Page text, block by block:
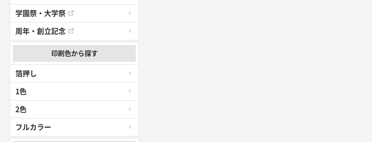
学園祭・大学祭
周年・創立記念
印刷色から探す
箔押し
1色
2色
フルカラー